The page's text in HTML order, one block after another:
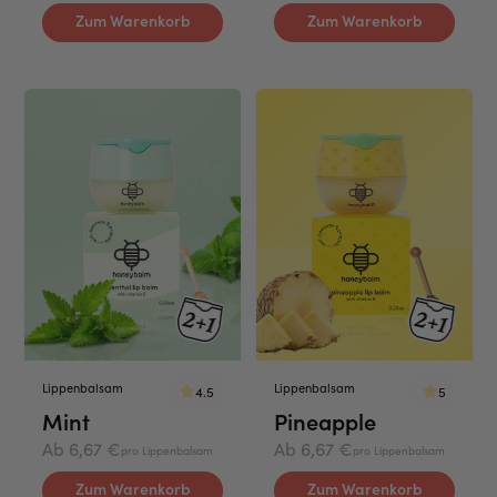
u
t
Zum Warenkorb Zum Warenkorb
Lippenbalsam 4.5
n
e
y
a
l
m
M
i
Mint
Ab 6,67 € pro Lippenbalsam
Zum Warenkorb
Lippenbalsam 5
n
e
y
a
l
m
i
e
a
p
Pineapple
Ab 6,67 € pro Lippenbalsam
Zum Warenkorb